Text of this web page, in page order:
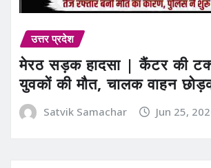
उत्तर प्रदेश
मेरठ सड़क हादसा | कैंटर की
युवकों की मौत, चालक वाहन
Satvik Samachar Jun 25,